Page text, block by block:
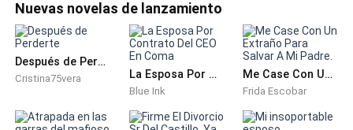
Nuevas novelas de lanzamiento
Después de Perderte
Cristina75vera La Esposa Por Contrato Del CEO En Coma
Blue Ink
Me Case Con Un Extraño Para Salvar A Mi Padre.
Frida Escobar